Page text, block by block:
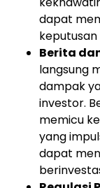
dapat
keputusan
Berita
langsung
dampak
investor.
memicu
yang
dapat